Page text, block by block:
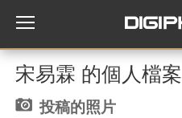
宋易霖 的個人檔案
投稿的照片